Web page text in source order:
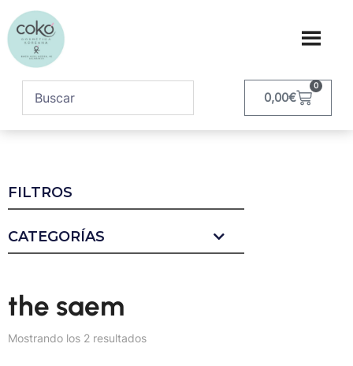
0,00€
0
FILTROS
CATEGORÍAS
the saem
Mostrando los 2 resultados